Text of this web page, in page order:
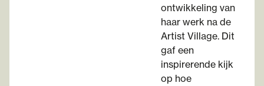
ontwikkeling van
haar werk na de
Artist Village. Dit
gaf een
inspirerende kijk
op hoe